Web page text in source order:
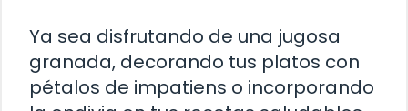
Ya sea disfrutando de una jugosa
granada, decorando tus platos con
pétalos de impatiens o incorporando